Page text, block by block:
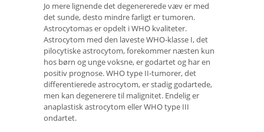
Jo mere lignende det degenererede væv er med
det sunde, desto mindre farligt er tumoren.
Astrocytomas er opdelt i WHO kvaliteter.
Astrocytom med den laveste WHO-klasse I, det
pilocytiske astrocytom, forekommer næsten kun
hos børn og unge voksne, er godartet og har en
positiv prognose. WHO type II-tumorer, det
differentierede astrocytom, er stadig godartede,
men kan degenerere til malignitet. Endelig er
anaplastisk astrocytom eller WHO type III
ondartet.